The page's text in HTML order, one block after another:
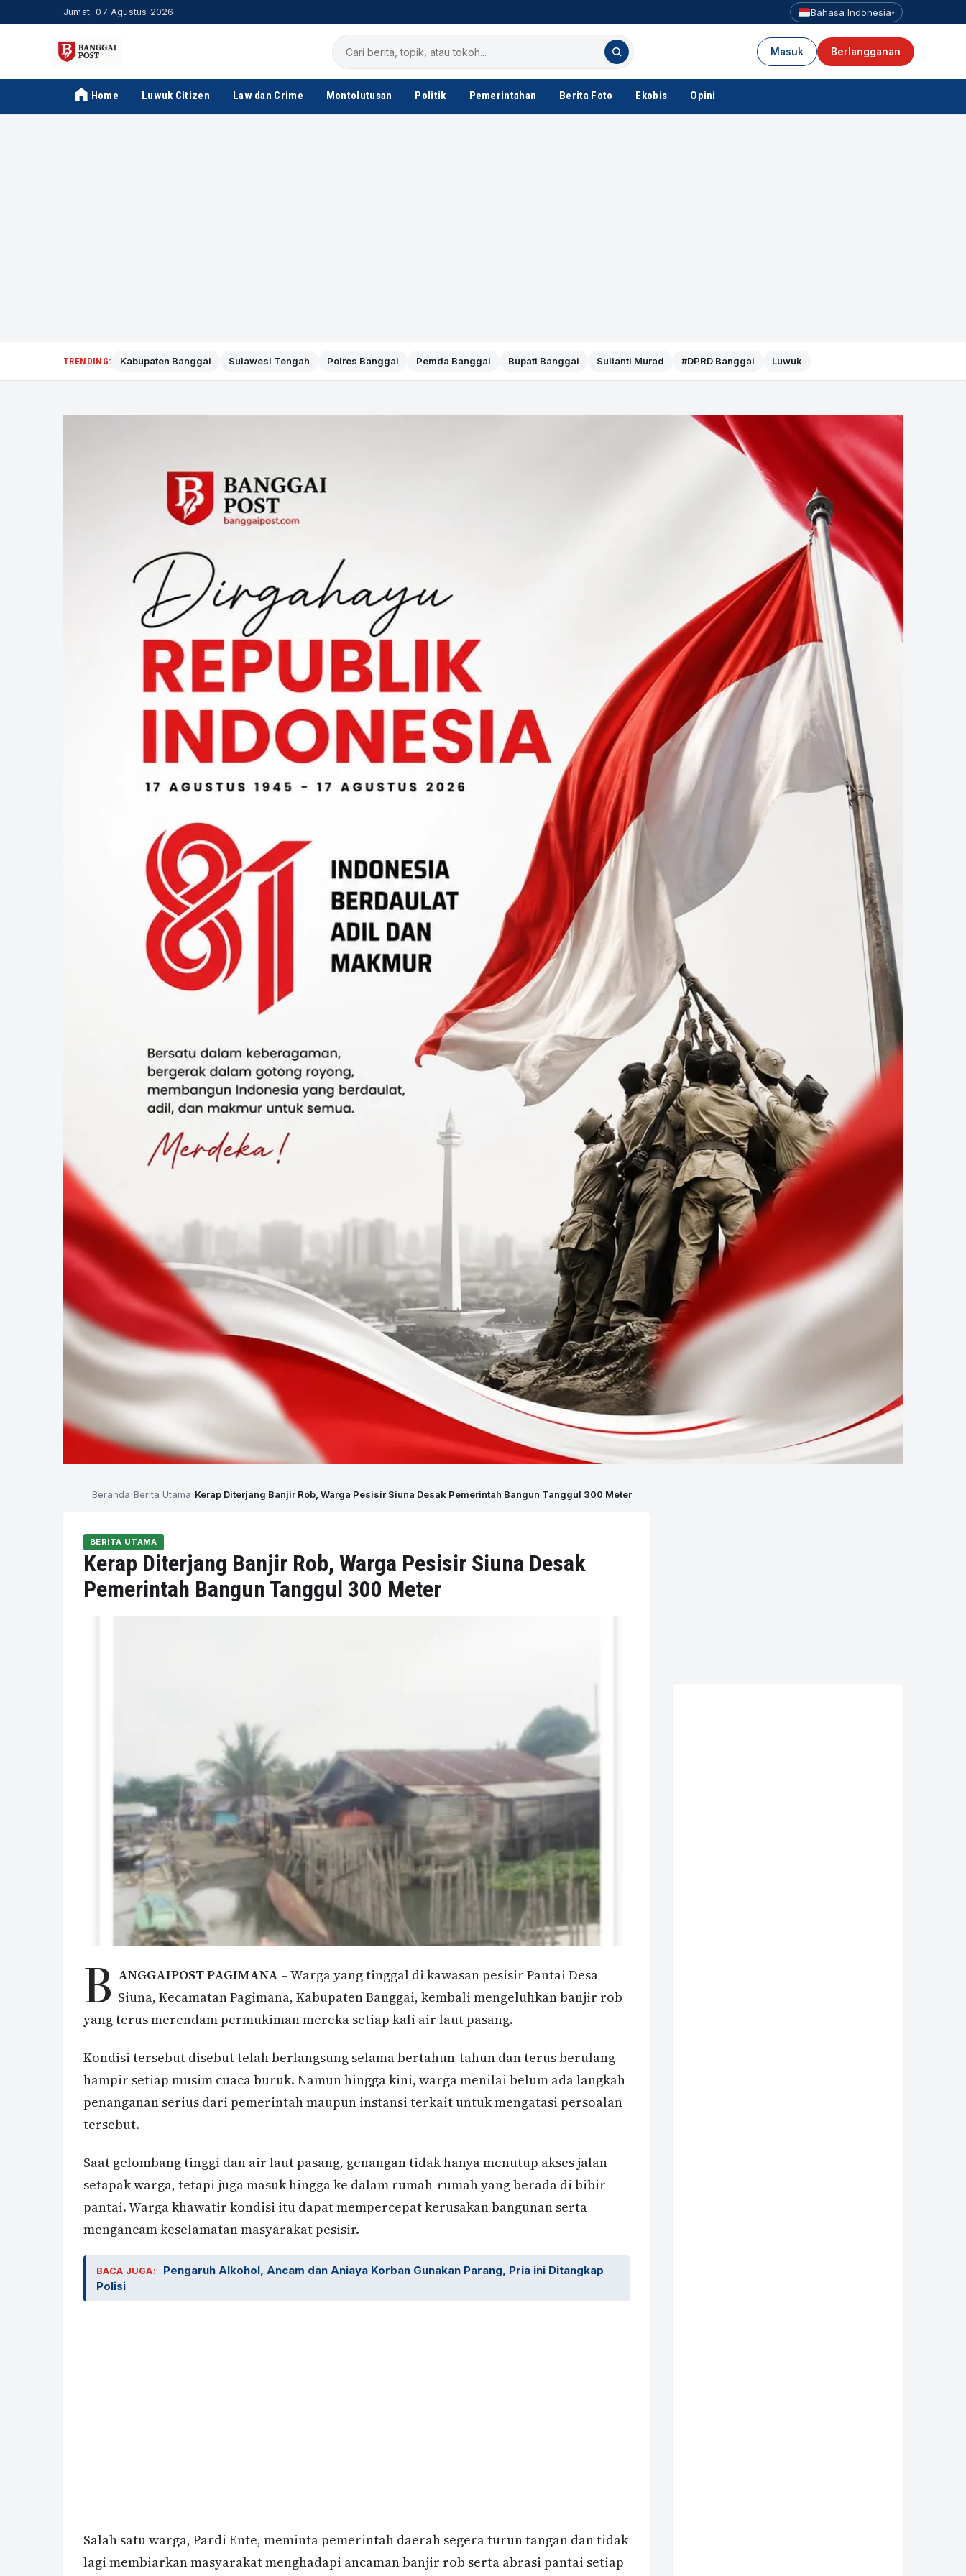
Jumat, 07 Agustus 2026 Bahasa Indonesia▾
Cari
berita
Masuk Berlangganan
Home Luwuk Citizen Law dan Crime Montolutusan Politik Pemerintahan Berita Foto Ekobis Opini
TRENDING: Kabupaten Banggai Sulawesi Tengah Polres Banggai Pemda Banggai Bupati Banggai Sulianti Murad #DPRD Banggai Luwuk
Beranda Berita Utama Kerap Diterjang Banjir Rob, Warga Pesisir Siuna Desak Pemerintah Bangun Tanggul 300 Meter
BERITA UTAMA
Kerap Diterjang Banjir Rob, Warga Pesisir Siuna Desak
Pemerintah Bangun Tanggul 300 Meter
B ANGGAIPOST PAGIMANA – Warga yang tinggal di kawasan pesisir Pantai Desa
Siuna, Kecamatan Pagimana, Kabupaten Banggai, kembali mengeluhkan banjir rob
yang terus merendam permukiman mereka setiap kali air laut pasang.
Kondisi tersebut disebut telah berlangsung selama bertahun-tahun dan terus berulang
hampir setiap musim cuaca buruk. Namun hingga kini, warga menilai belum ada langkah
penanganan serius dari pemerintah maupun instansi terkait untuk mengatasi persoalan
tersebut.
Saat gelombang tinggi dan air laut pasang, genangan tidak hanya menutup akses jalan
setapak warga, tetapi juga masuk hingga ke dalam rumah-rumah yang berada di bibir
pantai. Warga khawatir kondisi itu dapat mempercepat kerusakan bangunan serta
mengancam keselamatan masyarakat pesisir.
BACA JUGA:
Pengaruh Alkohol, Ancam dan Aniaya Korban Gunakan Parang, Pria ini Ditangkap
Polisi
Salah satu warga, Pardi Ente, meminta pemerintah daerah segera turun tangan dan tidak
lagi membiarkan masyarakat menghadapi ancaman banjir rob serta abrasi pantai setiap